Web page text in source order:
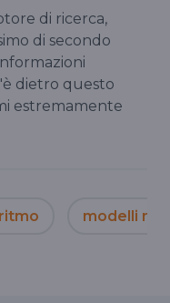
di ricerca,
di secondo
dietro questo
estremamente
modelli